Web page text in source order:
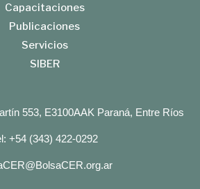
Capacitaciones
Publicaciones
Servicios
SIBER
553, E3100AAK Paraná, Entre Ríos
+54 (343) 422-0292